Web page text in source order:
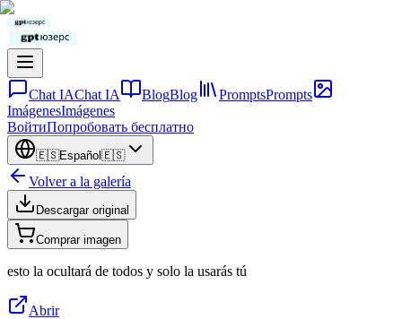
Chat IAChat IA BlogBlog PromptsPrompts
ImágenesImágenes
ВойтиПопробовать бесплатно
🇪🇸Español 🇪🇸
Volver a la galería
Descargar original
Comprar imagen
esto la ocultará de todos y solo la usarás tú
Abrir